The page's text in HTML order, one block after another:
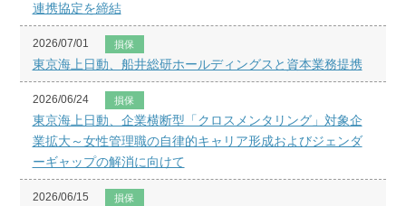
連携協定を締結
2026/07/01 損保
東京海上日動、船井総研ホールディングスと資本業務提携
2026/06/24 損保
東京海上日動、企業横断型「クロスメンタリング」対象企
業拡大～女性管理職の自律的キャリア形成およびジェンダ
ーギャップの解消に向けて
2026/06/15 損保